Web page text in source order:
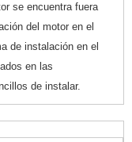
se encuentra fuera
del motor en el
de instalación en el
en las
de instalar.